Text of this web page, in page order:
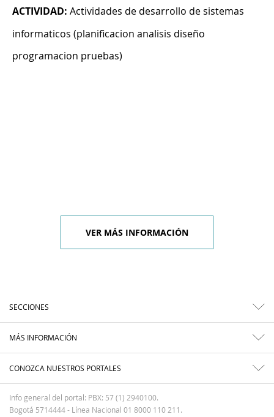
ACTIVIDAD: Actividades de desarrollo de sistemas
informaticos (planificacion analisis diseño
programacion pruebas)
VER MÁS INFORMACIÓN
SECCIONES
MÁS INFORMACIÓN
CONOZCA NUESTROS PORTALES
Info general del portal: PBX: 57 (1) 2940100.
Bogotá 5714444 - Línea Nacional 01 8000 110 211.